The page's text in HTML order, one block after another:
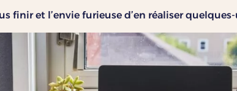
finir et l’envie furieuse d’en réaliser